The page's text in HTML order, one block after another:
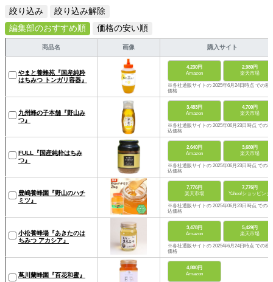
絞り込み
絞り込み解除
編集部のおすすめ順
価格の安い順
商品名 画像 購入サイト
やまと養蜂苑『国産純粋
はちみつ トンガリ容器』
4,230円
Amazon
2,980円
楽天市場
※各社通販サイトの 2025年6月24日時点 での税
価格
九州蜂の子本舗『野山み
つ』
3,483円
Amazon
4,700円
楽天市場
※各社通販サイトの 2025年06月23日時点 での税
込価格
FULL『国産純粋はちみ
つ』
2,640円
Amazon
3,680円
楽天市場
※各社通販サイトの 2025年06月23日時点 での税
込価格
豊嶋養蜂園『野山のハチ
ミツ』
7,776円
楽天市場
7,776円
Yahoo!ショッピング
※各社通販サイトの 2025年06月23日時点 での税
込価格
小松養蜂場『あきたのは
ちみつ アカシア』
3,478円
Amazon
5,429円
楽天市場
※各社通販サイトの 2025年6月24日時点 での税
価格
蔦川蘭蜂園『百花和蜜』
4,800円
Amazon